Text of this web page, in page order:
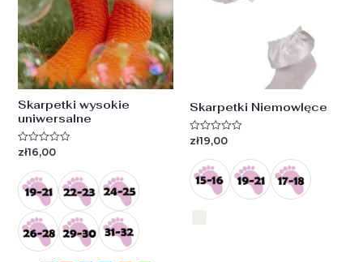
Skarpetki wysokie
uniwersalne
Oceniono
5
zł16,00
Skarpetki Niemowlęce
Oceniono
5
zł19,00